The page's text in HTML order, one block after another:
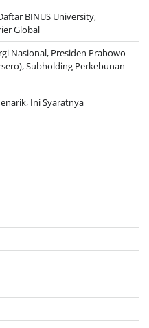
BINUS University,
Global
Nasional, Presiden Prabowo
Subholding Perkebunan
Ini Syaratnya